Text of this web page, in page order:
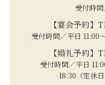
受付時
【宴会予約】
受付時間／平日 11:00
【婚礼予約】
受付時間／平日
18:30（定休